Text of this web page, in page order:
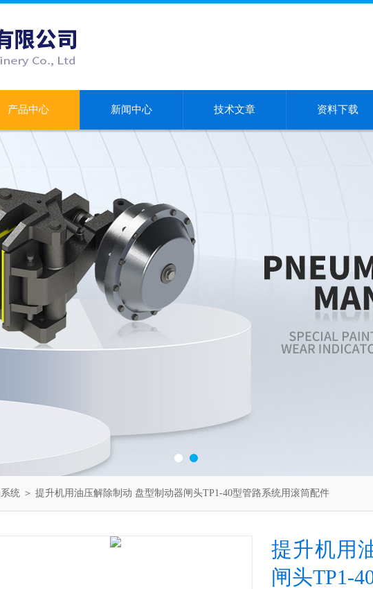
产品中心 新闻中心 技术文章 资料下载
统 ＞ 提升机用油压解除制动 盘型制动器闸头TP1-40型管路系统用滚筒配件
提升机用
闸头TP1-